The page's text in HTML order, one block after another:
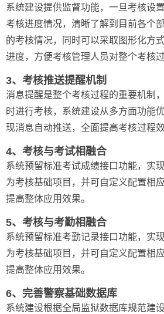
系统建设提供监督功能，一旦考核设
考核进度情况，清晰了解到目前各个
的考核情况，同时可以采取图形化方
进度，方便考核管理人员对整个考核
3、考核推送提醒机制
消息提醒是整个考核过程的重要机制
时进行考核，系统建设从多方面功能
现消息自动推送，全面提高考核过程效
4、考核与考试相融合
系统预留标准考试成绩接口功能，实
为考核基础项目，并可自定义配置相
提高整体应用效果。
5、考核与考勤相融合
系统预留标准考勤记录接口功能，实
为考核基础项目，并可自定义配置相
提高整体应用效果。
6、完善警察基础数据库
系统建设根据全局监狱数据库规范建